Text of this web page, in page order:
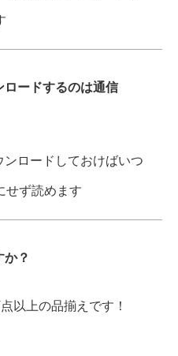
ロードするのは通信
ロードしておけばいつ
せず読めます
か？
以上の品揃えです！